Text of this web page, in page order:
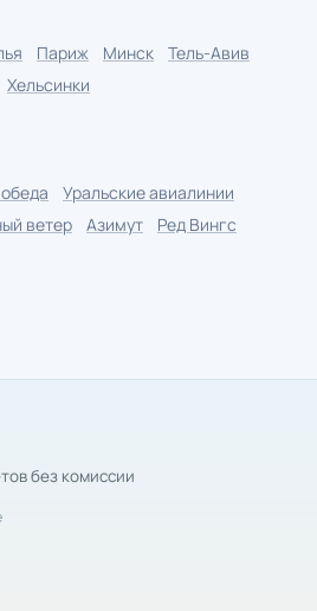
Париж Минск
Тель-Авив
Хельсинки
Уральские авиалинии
ветер Азимут
Ред Вингс
без комиссии